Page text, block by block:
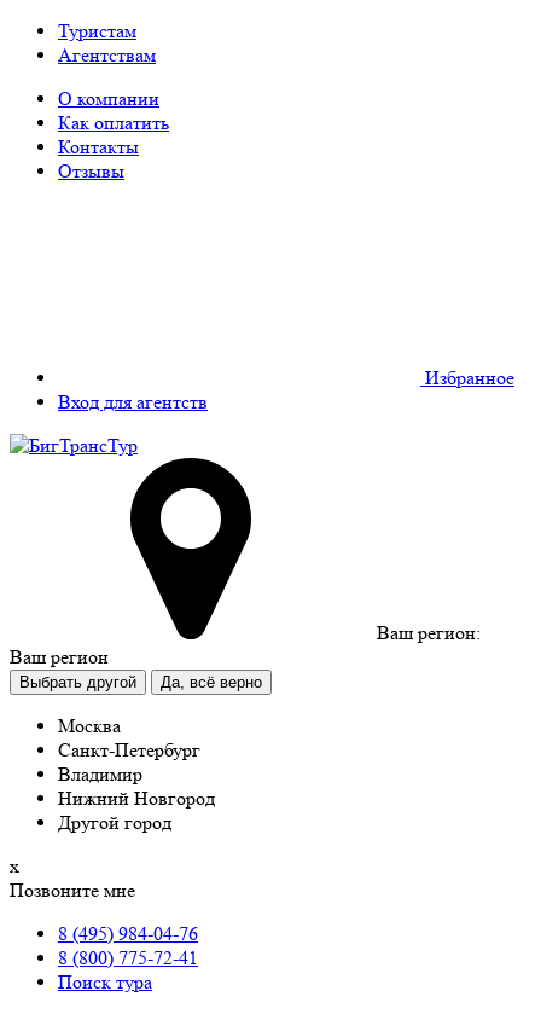
Туристам
Агентствам
О компании
Как оплатить
Контакты
Отзывы
Избранное
Вход для агентств
Ваш регион:
Ваш регион
Выбрать другой Да, всё верно
Москва
Санкт-Петербург
Владимир
Нижний Новгород
Другой город
х
Позвоните мне
8 (495) 984-04-76
8 (800) 775-72-41
Поиск тура